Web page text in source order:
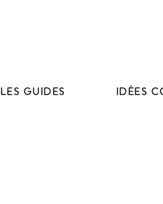
LES GUIDES IDÉES